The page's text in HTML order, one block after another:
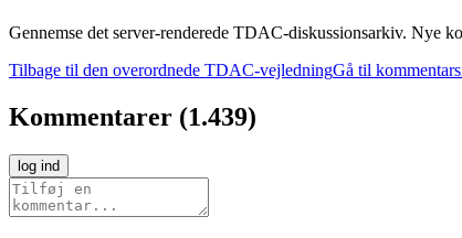
Gennemse det server-renderede TDAC-diskussionsarkiv. Nye
Tilbage til den overordnede TDAC-vejledningGå til
Kommentarer (1.439)
log ind